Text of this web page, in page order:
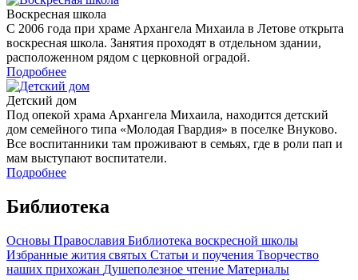
Воскресная школа
С 2006 года при храме Архангела Михаила в Летове открыта
воскресная школа. Занятия проходят в отдельном здании,
расположенном рядом с церковной оградой.
Подробнее
Детский дом
Под опекой храма Архангела Михаила, находится детский
дом семейного типа «Молодая Гвардия» в поселке Внуково.
Все воспитанники там проживают в семьях, где в роли пап и
мам выступают воспитатели.
Подробнее
Библиотека
Основы Православия Библиотека воскресной школы
Избранные жития святых Статьи и поучения Творчество
наших прихожан Душеполезное чтение Материалы